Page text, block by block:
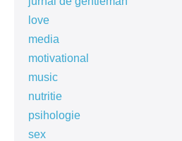
love
media
motivational
music
nutritie
psihologie
sex